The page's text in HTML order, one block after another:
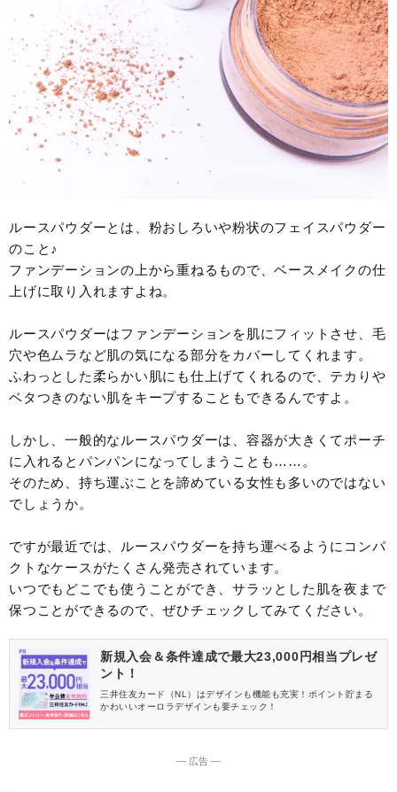
ルースパウダーとは、粉おしろいや粉状のフェイスパウダー
のこと♪
ファンデーションの上から重ねるもので、ベースメイクの仕
上げに取り入れますよね。
ルースパウダーはファンデーションを肌にフィットさせ、毛
穴や色ムラなど肌の気になる部分をカバーしてくれます。
ふわっとした柔らかい肌にも仕上げてくれるので、テカりや
ベタつきのない肌をキープすることもできるんですよ。
しかし、一般的なルースパウダーは、容器が大きくてポーチ
に入れるとパンパンになってしまうことも……。
そのため、持ち運ぶことを諦めている女性も多いのではない
でしょうか。
ですが最近では、ルースパウダーを持ち運べるようにコンパ
クトなケースがたくさん発売されています。
いつでもどこでも使うことができ、サラッとした肌を夜まで
保つことができるので、ぜひチェックしてみてください。
新規入会＆条件達成で最大23,000円相当プレゼ
ント！
三井住友カード（NL）はデザインも機能も充実！ポイント貯まる
かわいいオーロラデザインも要チェック！
― 広告 ―